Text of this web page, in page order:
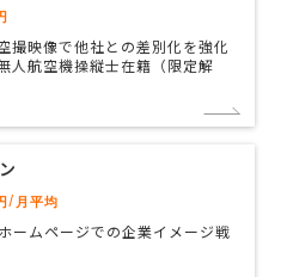
撮映像で他社との差別化を強化
人航空機操縦士在籍（限定解
/月平均
ームページでの企業イメージ戦